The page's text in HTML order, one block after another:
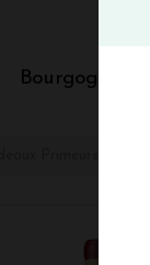
Bourgogne